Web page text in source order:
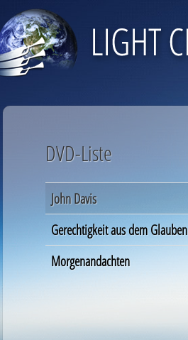
DVD-Liste
John Davis
Gerechtigkeit aus dem Glauben
Morgenandachten